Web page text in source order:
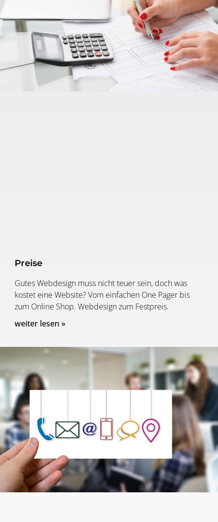
Preise
Gutes Webdesign muss nicht teuer sein, doch was
kostet eine Website? Vom einfachen One Pager bis
zum Online Shop. Webdesign zum Festpreis.
weiter lesen »